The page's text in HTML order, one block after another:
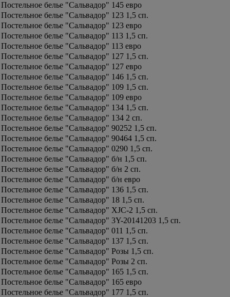
Постельное белье "Сальвадор" 145 евро
Постельное белье "Сальвадор" 123 1,5 сп.
Постельное белье "Сальвадор" 123 евро
Постельное белье "Сальвадор" 113 1,5 сп.
Постельное белье "Сальвадор" 113 евро
Постельное белье "Сальвадор" 127 1,5 сп.
Постельное белье "Сальвадор" 127 евро
Постельное белье "Сальвадор" 146 1,5 сп.
Постельное белье "Сальвадор" 109 1,5 сп.
Постельное белье "Сальвадор" 109 евро
Постельное белье "Сальвадор" 134 1,5 сп.
Постельное белье "Сальвадор" 134 2 сп.
Постельное белье "Сальвадор" 90252 1,5 сп.
Постельное белье "Сальвадор" 90464 1,5 сп.
Постельное белье "Сальвадор" 0290 1,5 сп.
Постельное белье "Сальвадор" б/н 1,5 сп.
Постельное белье "Сальвадор" б/н 2 сп.
Постельное белье "Сальвадор" б/н евро
Постельное белье "Сальвадор" 136 1,5 сп.
Постельное белье "Сальвадор" 18 1,5 сп.
Постельное белье "Сальвадор" XJC-2 1,5 сп.
Постельное белье "Сальвадор" 3Y-20141203 1,5 сп.
Постельное белье "Сальвадор" 011 1,5 сп.
Постельное белье "Сальвадор" 137 1,5 сп.
Постельное белье "Сальвадор" Розы 1,5 сп.
Постельное белье "Сальвадор" Розы 2 сп.
Постельное белье "Сальвадор" 165 1,5 сп.
Постельное белье "Сальвадор" 165 евро
Постельное белье "Сальвадор" 177 1,5 сп.